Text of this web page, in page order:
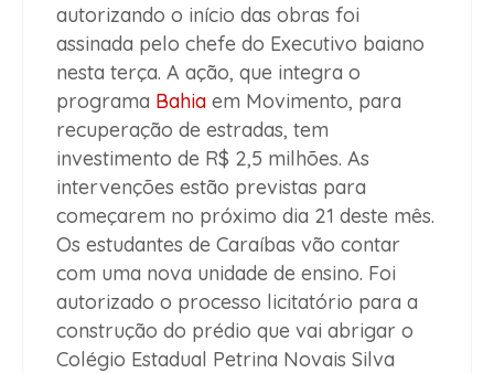
autorizando o início das obras foi
assinada pelo chefe do Executivo baiano
nesta terça. A ação, que integra o
programa Bahia em Movimento, para
recuperação de estradas, tem
investimento de R$ 2,5 milhões. As
intervenções estão previstas para
começarem no próximo dia 21 deste mês.
Os estudantes de Caraíbas vão contar
com uma nova unidade de ensino. Foi
autorizado o processo licitatório para a
construção do prédio que vai abrigar o
Colégio Estadual Petrina Novais Silva